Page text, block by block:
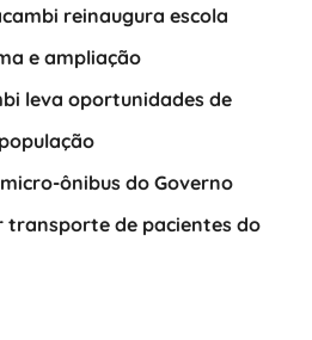
reinaugura escola
e ampliação
leva oportunidades de
ônibus do Governo
transporte de pacientes do